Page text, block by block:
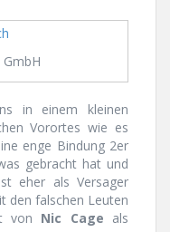
in einem kleinen
Vorortes wie es
enge Bindung 2er
gebracht hat und
eher als Versager
den falschen Leuten
von Nic Cage als